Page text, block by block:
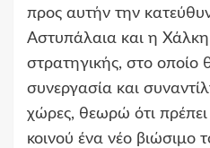
προς αυτήν την
Αστυπάλαια και η
στρατηγικής, στο οποίο
συνεργασία και
χώρες, θεωρώ ότι
κοινού ένα νέο βιώσιμο